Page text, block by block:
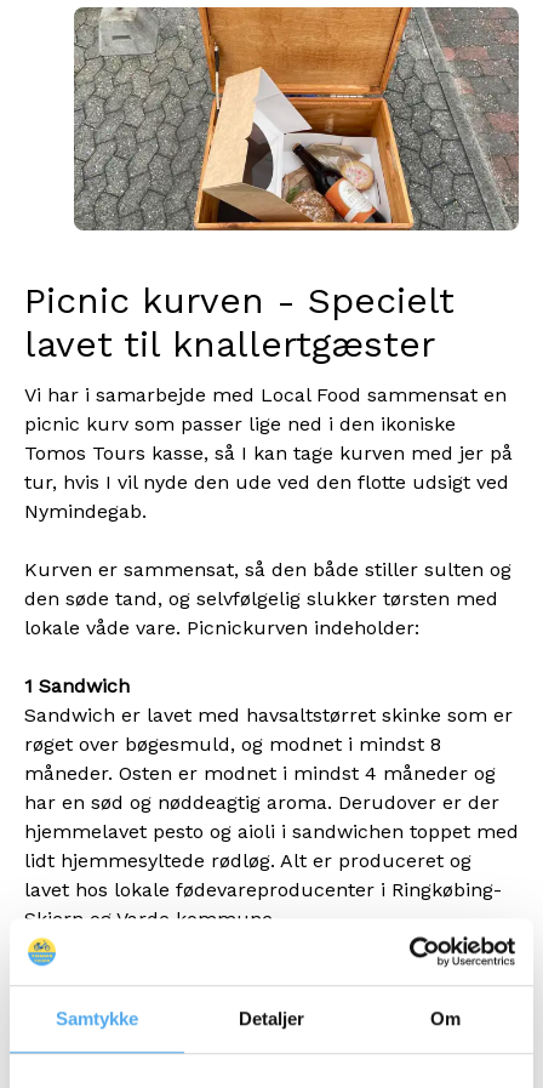
Samtykke Detaljer Om
Picnic kurven - Specielt
lavet til knallertgæster
Vi har i samarbejde med Local Food sammensat en
picnic kurv som passer lige ned i den ikoniske
Tomos Tours kasse, så I kan tage kurven med jer på
tur, hvis I vil nyde den ude ved den flotte udsigt ved
Nymindegab.
Kurven er sammensat, så den både stiller sulten og
den søde tand, og selvfølgelig slukker tørsten med
lokale våde vare. Picnickurven indeholder:
1 Sandwich
Sandwich er lavet med havsaltstørret skinke som er
røget over bøgesmuld, og modnet i mindst 8
måneder. Osten er modnet i mindst 4 måneder og
har en sød og nøddeagtig aroma. Derudover er der
hjemmelavet pesto og aioli i sandwichen toppet med
lidt hjemmesyltede rødløg. Alt er produceret og
lavet hos lokale fødevareproducenter i Ringkøbing-
Skjern og Varde kommune.
sødetand efter sandwichen, og håndværket er til at